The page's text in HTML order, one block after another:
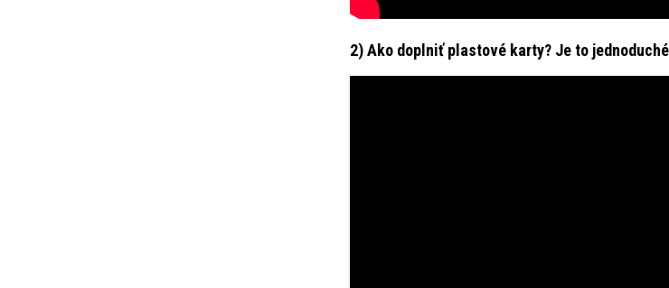
2) Ako doplniť plastové karty? Je to